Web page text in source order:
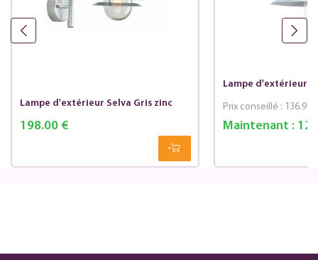
Lampe d'extérieur Selva Gris zinc
198.00 €
Lampe d'extérieur
Maintenant :
Prix conseillé : 136.99 €